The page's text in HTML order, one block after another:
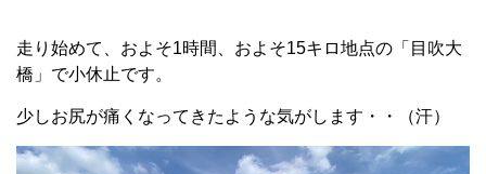
走り始めて、およそ1時間、およそ15キロ地点の「目吹大
橋」で小休止です。
少しお尻が痛くなってきたような気がします・・（汗）